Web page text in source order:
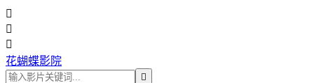



花蝴蝶影院
